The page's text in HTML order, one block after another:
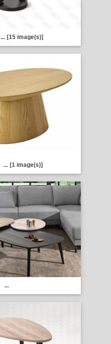
... [15 image(s)]
... [1 image(s)]
...